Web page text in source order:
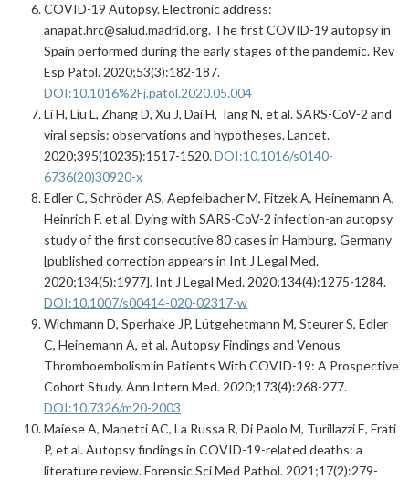
COVID-19 Autopsy. Electronic address:
anapat.hrc@salud.madrid.org. The first COVID-19 autopsy in
Spain performed during the early stages of the pandemic. Rev
Esp Patol. 2020;53(3):182-187.
DOI:10.1016%2Fj.patol.2020.05.004
Li H, Liu L, Zhang D, Xu J, Dai H, Tang N, et al. SARS-CoV-2 and
viral sepsis: observations and hypotheses. Lancet.
2020;395(10235):1517-1520.DOI:10.1016/s0140-
6736(20)30920-x
Edler C, Schröder AS, Aepfelbacher M, Fitzek A, Heinemann A,
Heinrich F, et al. Dying with SARS-CoV-2 infection-an autopsy
study of the first consecutive 80 cases in Hamburg, Germany
[published correction appears in Int J Legal Med.
2020;134(5):1977]. Int J Legal Med. 2020;134(4):1275-1284.
DOI:10.1007/s00414-020-02317-w
Wichmann D, Sperhake JP, Lütgehetmann M, Steurer S, Edler
C, Heinemann A, et al. Autopsy Findings and Venous
Thromboembolism in Patients With COVID-19: A Prospective
Cohort Study. Ann Intern Med. 2020;173(4):268-277.
DOI:10.7326/m20-2003
Maiese A, Manetti AC, La Russa R, Di Paolo M, Turillazzi E, Frati
P, et al. Autopsy findings in COVID-19-related deaths: a
literature review. Forensic Sci Med Pathol. 2021;17(2):279-